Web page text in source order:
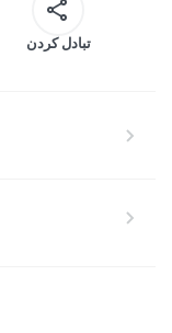
تبادل کردن